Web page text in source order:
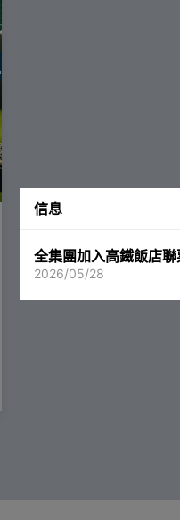
信息
全集團加入高鐵飯店
2026/05/28